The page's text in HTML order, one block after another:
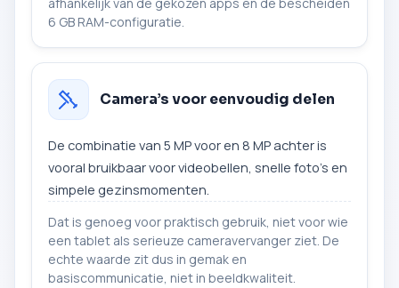
afhankelijk van de gekozen apps en de bescheiden
6 GB RAM-configuratie.
Camera’s voor eenvoudig delen
De combinatie van 5 MP voor en 8 MP achter is
vooral bruikbaar voor videobellen, snelle foto’s en
simpele gezinsmomenten.
Dat is genoeg voor praktisch gebruik, niet voor wie
een tablet als serieuze cameravervanger ziet. De
echte waarde zit dus in gemak en
basiscommunicatie, niet in beeldkwaliteit.